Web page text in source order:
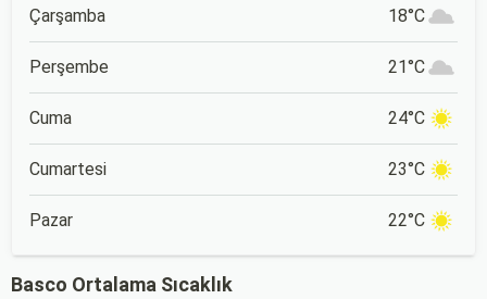
Çarşamba 18°C
Perşembe 21°C
Cuma 24°C
Cumartesi 23°C
Pazar 22°C
Basco Ortalama Sıcaklık